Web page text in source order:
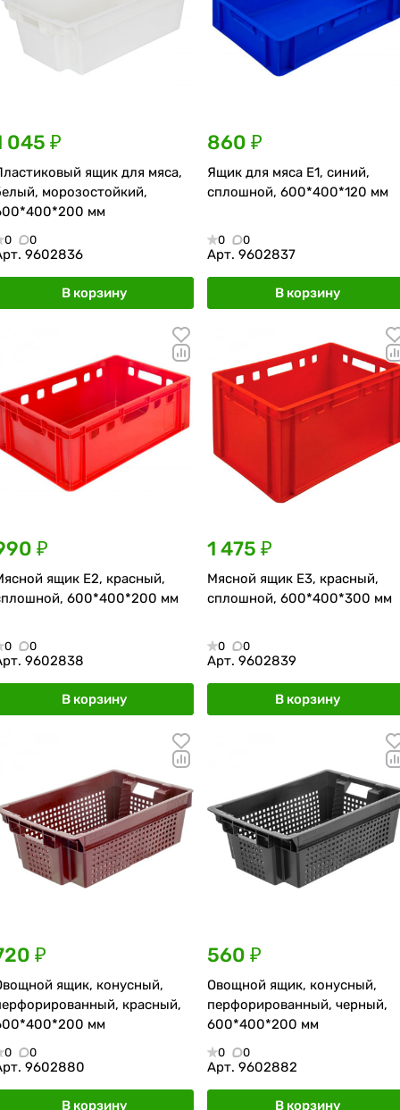
045 ₽
ящик для мяса,
морозостойкий,
мм
0 0
9602836
В корзину
860 ₽
Ящик для мяса Е1, синий,
сплошной, 600*400*120 мм
0 0
Арт. 9602837
В корзину
₽
ящик Е2, красный,
600*400*200 мм
0 0
9602838
В корзину
1 475 ₽
Мясной ящик Е3, красный,
сплошной, 600*400*300 мм
0 0
Арт. 9602839
В корзину
₽
ящик, конусный,
красный,
мм
0 0
9602880
В корзину
560 ₽
Овощной ящик, конусный,
перфорированный, черный,
600*400*200 мм
0 0
Арт. 9602882
В корзину